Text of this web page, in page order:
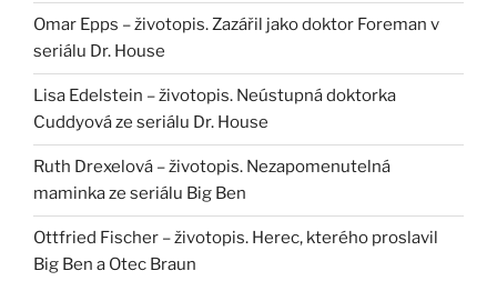
Omar Epps – životopis. Zazářil jako doktor Foreman v
seriálu Dr. House
Lisa Edelstein – životopis. Neústupná doktorka
Cuddyová ze seriálu Dr. House
Ruth Drexelová – životopis. Nezapomenutelná
maminka ze seriálu Big Ben
Ottfried Fischer – životopis. Herec, kterého proslavil
Big Ben a Otec Braun